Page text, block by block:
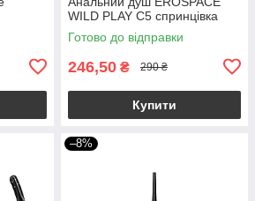
WILD PLAY C5 спринцівка
Готово до відправки
246,50 ₴ 290 ₴
Купити
–8%